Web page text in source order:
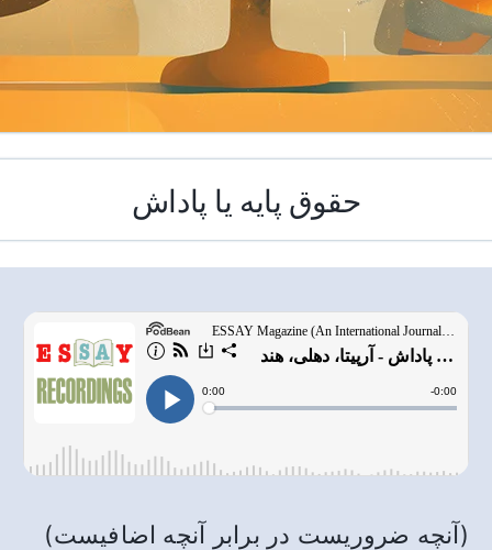
حقوق پایه یا پاداش
(آنچه ضروریست در برابر آنچه اضافیست)